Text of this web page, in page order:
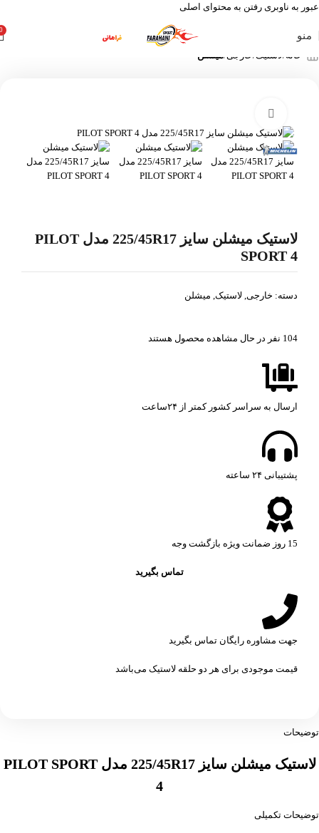
عبور به ناوبری رفتن به محتوای اصلی
منو
خانه لاستیک خارجی میشلن
لاستیک میشلن سایز 225/45R17 مدل PILOT
SPORT 4
دسته: خارجی, لاستیک, میشلن
104 نفر در حال مشاهده محصول هستند
ارسال به سراسر کشور کمتر از ۲۴ساعت
پشتیبانی ۲۴ ساعته​
15 روز ضمانت ویژه بازگشت وجه
تماس بگیرید
جهت مشاوره رایگان تماس بگیرید
قیمت موجودی برای هر دو حلقه لاستیک می‌باشد
توضیحات
لاستیک میشلن سایز 225/45R17 مدل PILOT SPORT
4
توضیحات تکمیلی